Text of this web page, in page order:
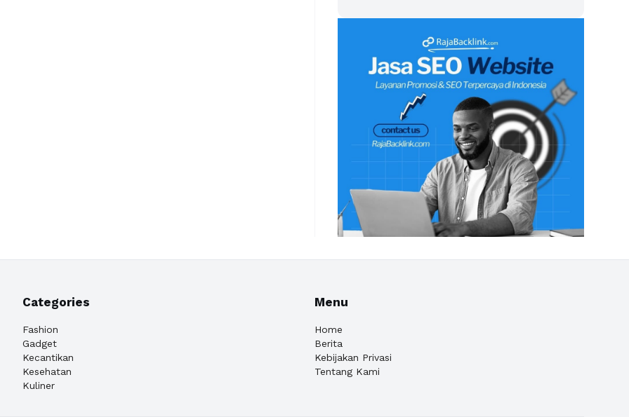
Categories
Fashion
Gadget
Kecantikan
Kesehatan
Kuliner
Menu
Home
Berita
Kebijakan Privasi
Tentang Kami